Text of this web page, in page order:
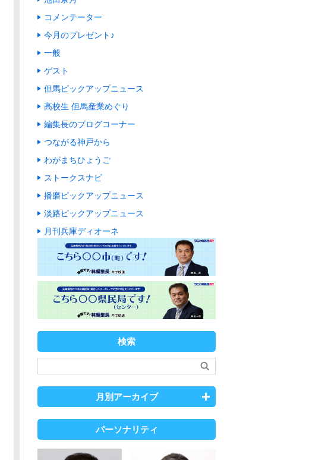
コメンテーター
今月のプレゼント♪
一般
ゲスト
但馬ピックアップニュース
高校生 但馬産業めぐり
編集長のブログコーナー
つながる神戸から
わがまちひょうご
ストークスナビ
播磨ピックアップニュース
淡路ピックアップニュース
月刊兵庫ディオーネ
検索
月別アーカイブ
パーソナリティ